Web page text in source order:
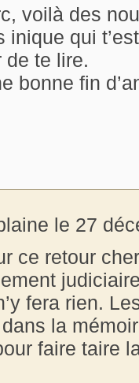
voilà des
inique qui
de te lire.
bonne fin
le 27
ce retour
fera rien.
la
faire taire